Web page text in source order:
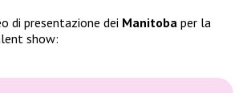
di presentazione dei Manitoba per la
show: